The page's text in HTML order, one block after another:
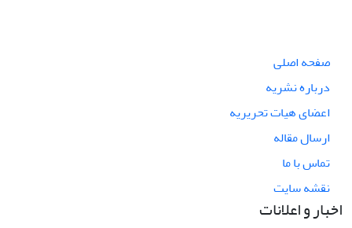
صفحه اصلی
درباره نشریه
اعضای هیات تحریریه
ارسال مقاله
تماس با ما
نقشه سایت
اخبار و اعلانات